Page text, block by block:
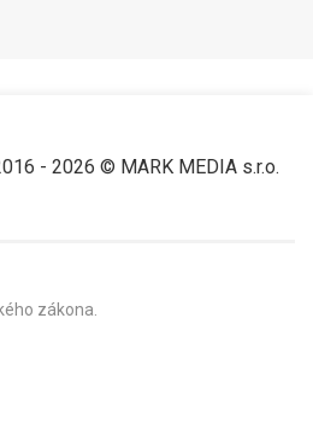
- 2026 © MARK MEDIA s.r.o.
zákona.